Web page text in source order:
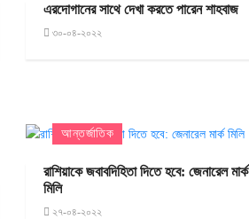
এরদোগানের সাথে দেখা করতে পারেন শাহবাজ
৩০-০৪-২০২২
আন্তর্জাতিক
রাশিয়াকে জবাবদিহিতা দিতে হবে: জেনারেল মার্ক
মিলি
২৭-০৪-২০২২